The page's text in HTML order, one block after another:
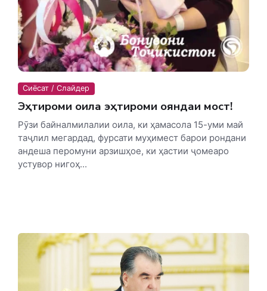
Сиёсат / Слайдер
Эҳтироми оила эҳтироми ояндаи мост!
Рӯзи байналмилалии оила, ки ҳамасола 15-уми май
таҷлил мегардад, фурсати муҳимест барои рондани
андеша перомуни арзишҳое, ки ҳастии ҷомеаро
устувор нигоҳ...